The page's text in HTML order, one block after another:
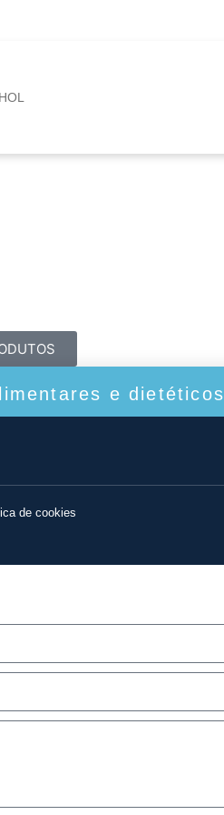
e dietéticos
de cookies